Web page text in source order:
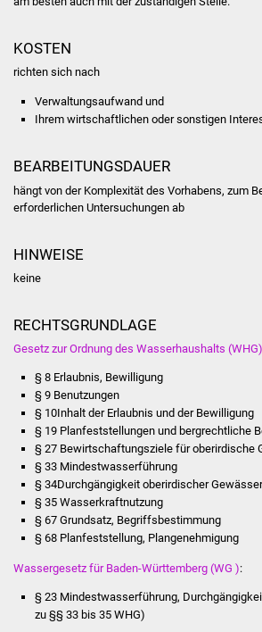
Index
KOSTEN
richten sich nach
Verwaltungsaufwand und
Ihrem wirtschaftlichen oder sonstigen
BEARBEITUNGSDAUER
hängt von der Komplexität des Vorhabens, zum
erforderlichen Untersuchungen ab
HINWEISE
keine
RECHTSGRUNDLAGE
Gesetz zur Ordnung des Wasserhaushalts (WHG)
§ 8 Erlaubnis, Bewilligung
§ 9 Benutzungen
§ 10Inhalt der Erlaubnis und der Bewilligung
§ 19 Planfeststellungen und bergrechtliche
§ 27 Bewirtschaftungsziele für oberirdische
§ 33 Mindestwasserführung
§ 34Durchgängigkeit oberirdischer Gewässer
§ 35 Wasserkraftnutzung
§ 67 Grundsatz, Begriffsbestimmung
§ 68 Planfeststellung, Plangenehmigung
Wassergesetz für Baden-Württemberg (WG ):
§ 23 Mindestwasserführung,
zu §§ 33 bis 35 WHG)